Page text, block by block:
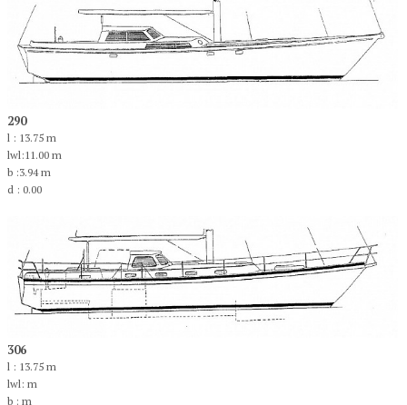
290
l : 13.75 m
lwl:11.00 m
b :3.94 m
d : 0.00
306
l : 13.75 m
lwl: m
b : m